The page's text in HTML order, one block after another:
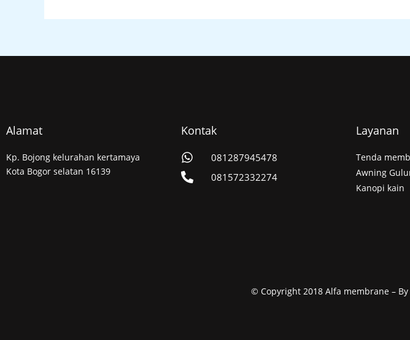
Alamat
Kp. Bojong kelurahan kertamaya
Kota Bogor selatan 16139
Kontak
081287945478
081572332274
Layanan
Tenda
Awning
Kanopi kain
© Copyright 2018 Alfa membrane –